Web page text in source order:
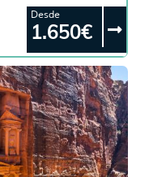
Desde
1.650€